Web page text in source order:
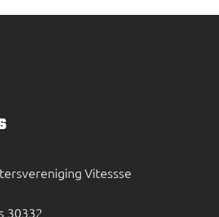
Vitessse
30332